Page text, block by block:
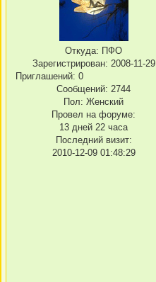
Откуда: ПФО
Зарегистрирован: 2008-11-29
Приглашений: 0
Сообщений: 2744
Пол: Женский
Провел на форуме:
13 дней 22 часа
Последний визит:
2010-12-09 01:48:29